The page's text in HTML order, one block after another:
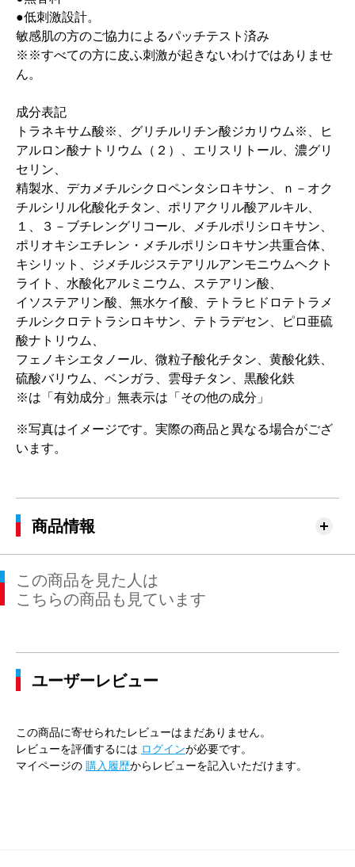
●低刺激設計。
敏感肌の方のご協力によるパッチテスト済み
※※すべての方に皮ふ刺激が起きないわけではありませ
ん。
成分表記
トラネキサム酸※、グリチルリチン酸ジカリウム※、ヒ
アルロン酸ナトリウム（２）、エリスリトール、濃グリ
セリン、
精製水、デカメチルシクロペンタシロキサン、ｎ－オク
チルシリル化酸化チタン、ポリアクリル酸アルキル、
１、３－ブチレングリコール、メチルポリシロキサン、
ポリオキシエチレン・メチルポリシロキサン共重合体、
キシリット、ジメチルジステアリルアンモニウムヘクト
ライト、水酸化アルミニウム、ステアリン酸、
イソステアリン酸、無水ケイ酸、テトラヒドロテトラメ
チルシクロテトラシロキサン、テトラデセン、ピロ亜硫
酸ナトリウム、
フェノキシエタノール、微粒子酸化チタン、黄酸化鉄、
硫酸バリウム、ベンガラ、雲母チタン、黒酸化鉄
※は「有効成分」無表示は「その他の成分」
※写真はイメージです。実際の商品と異なる場合がござ
います。
商品情報
この商品を見た人は
こちらの商品も見ています
ユーザーレビュー
この商品に寄せられたレビューはまだありません。
レビューを評価するには ログインが必要です。
マイページの 購入履歴からレビューを記入いただけます。